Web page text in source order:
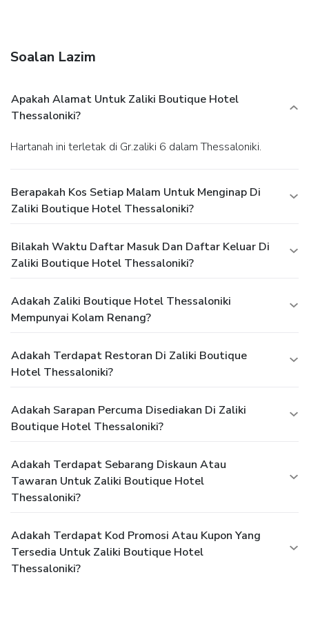
Soalan Lazim
Apakah Alamat Untuk Zaliki Boutique Hotel
Thessaloniki?
Hartanah ini terletak di Gr.zaliki 6 dalam Thessaloniki.
Berapakah Kos Setiap Malam Untuk Menginap Di
Zaliki Boutique Hotel Thessaloniki?
Bilakah Waktu Daftar Masuk Dan Daftar Keluar Di
Zaliki Boutique Hotel Thessaloniki?
Adakah Zaliki Boutique Hotel Thessaloniki
Mempunyai Kolam Renang?
Adakah Terdapat Restoran Di Zaliki Boutique
Hotel Thessaloniki?
Adakah Sarapan Percuma Disediakan Di Zaliki
Boutique Hotel Thessaloniki?
Adakah Terdapat Sebarang Diskaun Atau
Tawaran Untuk Zaliki Boutique Hotel
Thessaloniki?
Adakah Terdapat Kod Promosi Atau Kupon Yang
Tersedia Untuk Zaliki Boutique Hotel
Thessaloniki?